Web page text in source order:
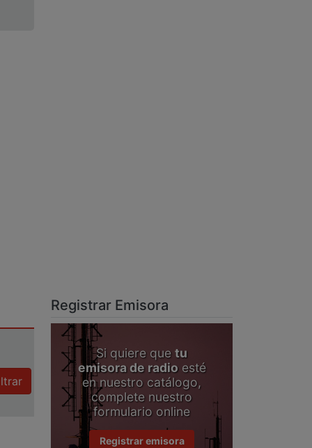
Registrar Emisora
Si quiere que tu
emisora de radioesté
en nuestro catálogo,
complete nuestro
formulario online
Registrar emisora